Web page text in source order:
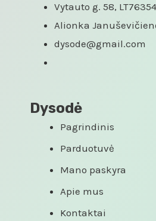
Vytauto g. 58,
Alionka
dysode@gmail.com
Dysodė
Pagrindinis
Parduotuvė
Mano paskyra
Apie mus
Kontaktai